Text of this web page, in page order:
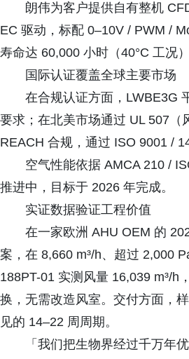
朗伟为客户提供自有整机
EC 驱动，标配 0–10V / PWM /
寿命达 60,000 小时（40°C 工况
国际认证覆盖全球主要市场
在合规认证方面，LWBE3G
要求；在北美市场通过 UL 507（
REACH 合规，通过 ISO 9001 /
空气性能依据 AMCA 210 /
推进中，目标于 2026 年完成。
实证数据验证工程价值
在一家欧洲 AHU OEM 的
案，在 8,660 m³/h、超过 2,000
188PT-01 实测风量 16,039 m³/h
换，无需改造风室。交付方面，
见的 14–22 周周期。
「我们把生物界经过千万年